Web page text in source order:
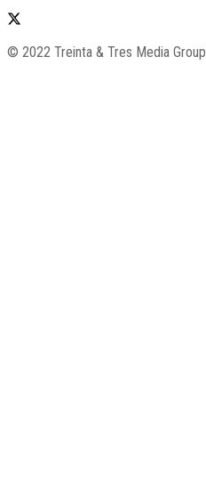
© 2022 Treinta & Tres Media Group